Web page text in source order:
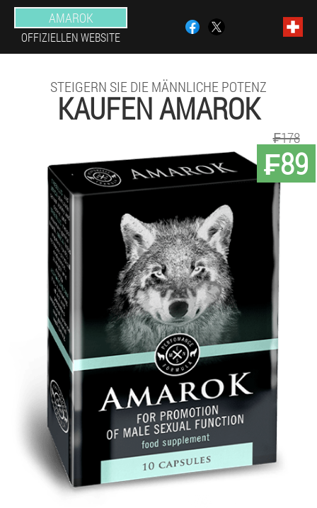
AMAROK
OFFIZIELLEN WEBSITE
STEIGERN SIE DIE MÄNNLICHE POTENZ
KAUFEN AMAROK
₣89
₣178